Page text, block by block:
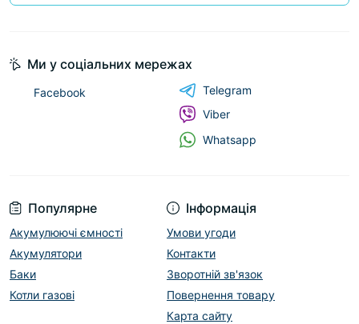
Популярне
Акумулюючі ємності
Акумулятори
Баки
Котли газові
Інформація
Умови угоди
Контакти
Зворотній зв'язок
Повернення товару
Карта сайту
Ми у соціальних мережах
Facebook
Telegram
Viber
Whatsapp